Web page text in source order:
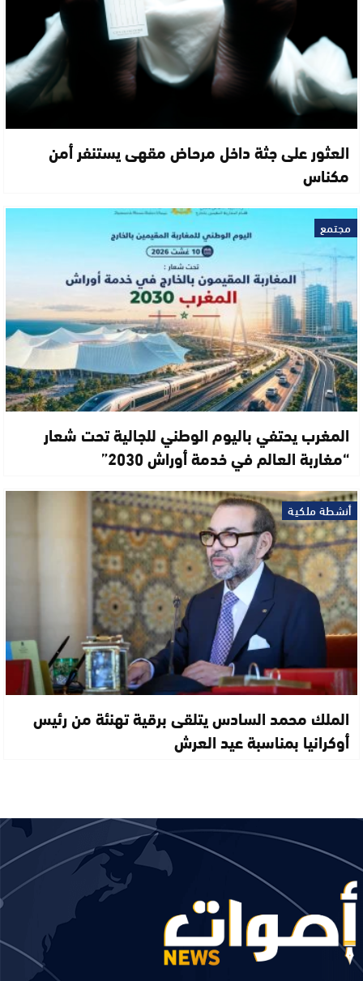
العثور على جثة داخل مرحاض مقهى يستنفر أمن
مكناس
مجتمع
المغرب يحتفي باليوم الوطني للجالية تحت شعار
“مغاربة العالم في خدمة أوراش 2030”
أنشطة ملكية
الملك محمد السادس يتلقى برقية تهنئة من رئيس
أوكرانيا بمناسبة عيد العرش